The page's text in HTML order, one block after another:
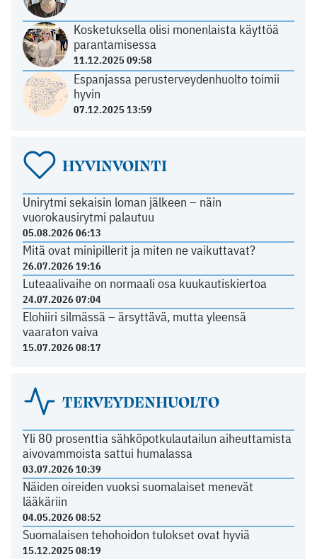
Kosketuksella olisi monenlaista käyttöä
parantamisessa
11.12.2025 09:58
Espanjassa perusterveydenhuolto toimii
hyvin
07.12.2025 13:59
HYVINVOINTI
Unirytmi sekaisin loman jälkeen – näin
vuorokausirytmi palautuu
05.08.2026 06:13
Mitä ovat minipillerit ja miten ne vaikuttavat?
26.07.2026 19:16
Luteaalivaihe on normaali osa kuukautiskiertoa
24.07.2026 07:04
Elohiiri silmässä – ärsyttävä, mutta yleensä
vaaraton vaiva
15.07.2026 08:17
TERVEYDENHUOLTO
Yli 80 prosenttia sähköpotkulautailun aiheuttamista
aivovammoista sattui humalassa
03.07.2026 10:39
Näiden oireiden vuoksi suomalaiset menevät
lääkäriin
04.05.2026 08:52
Suomalaisen tehohoidon tulokset ovat hyviä
15.12.2025 08:19